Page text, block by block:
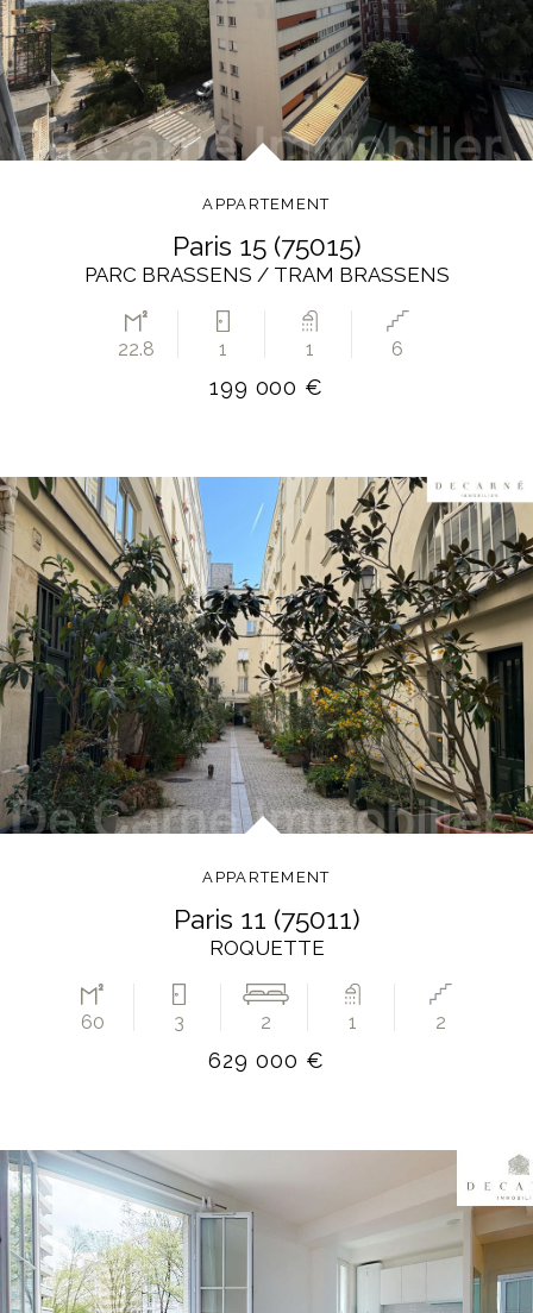
APPARTEMENT
paris 15 (75015)
PARC BRASSENS / TRAM BRASSENS
22.8 1 1 6
199 000 €
APPARTEMENT
paris 11 (75011)
ROQUETTE
60 3 2 1 2
629 000 €